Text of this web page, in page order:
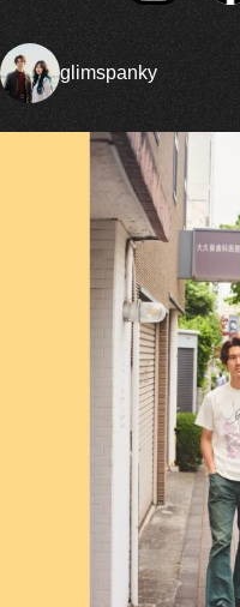
glimspanky